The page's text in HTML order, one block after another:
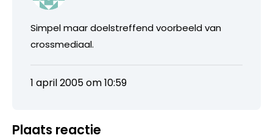
Simpel maar doelstreffend voorbeeld van
crossmediaal.
1 april 2005 om 10:59
Plaats reactie